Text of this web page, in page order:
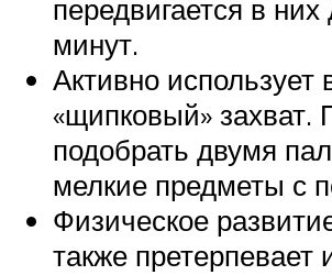
передвигается в них
минут.
Активно использует
«щипковый» захват.
подобрать двумя
мелкие предметы с
Физическое
также претерпевает